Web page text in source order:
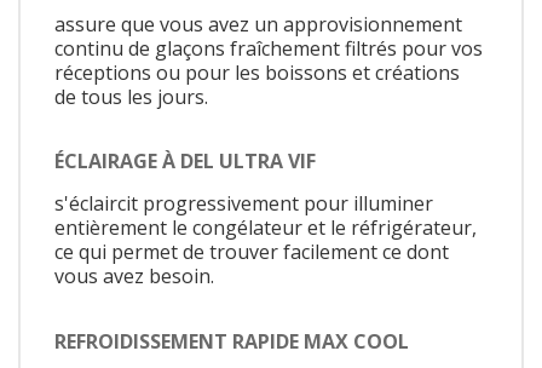
assure que vous avez un approvisionnement
continu de glaçons fraîchement filtrés pour vos
réceptions ou pour les boissons et créations
de tous les jours.
ÉCLAIRAGE À DEL ULTRA VIF
s'éclaircit progressivement pour illuminer
entièrement le congélateur et le réfrigérateur,
ce qui permet de trouver facilement ce dont
vous avez besoin.
REFROIDISSEMENT RAPIDE MAX COOL